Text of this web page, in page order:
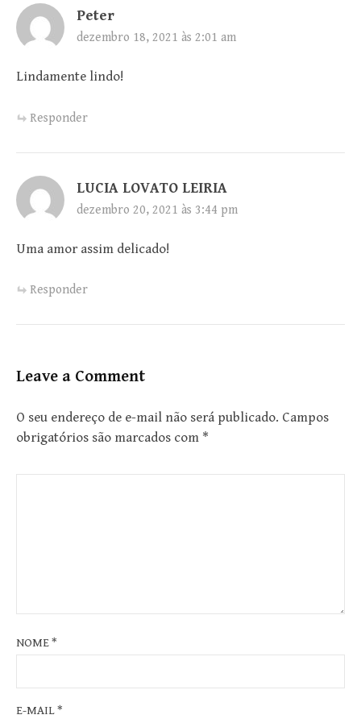
Peter
dezembro 18, 2021 às 2:01 am
Lindamente lindo!
Responder
LUCIA LOVATO LEIRIA
dezembro 20, 2021 às 3:44 pm
Uma amor assim delicado!
Responder
Leave a Comment
O seu endereço de e-mail não será publicado. Campos
obrigatórios são marcados com *
NOME*
E-MAIL*